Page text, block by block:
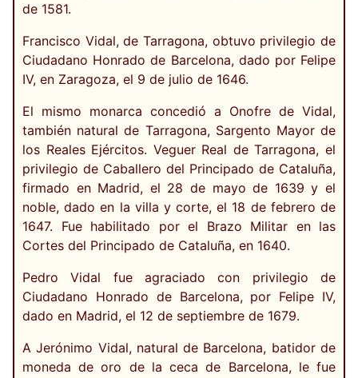
de 1581.
Francisco Vidal, de Tarragona, obtuvo privilegio de
Ciudadano Honrado de Barcelona, dado por Felipe
IV, en Zaragoza, el 9 de julio de 1646.
El mismo monarca concedió a Onofre de Vidal,
también natural de Tarragona, Sargento Mayor de
los Reales Ejércitos. Veguer Real de Tarragona, el
privilegio de Caballero del Principado de Cataluña,
firmado en Madrid, el 28 de mayo de 1639 y el
noble, dado en la villa y corte, el 18 de febrero de
1647. Fue habilitado por el Brazo Militar en las
Cortes del Principado de Cataluña, en 1640.
Pedro Vidal fue agraciado con privilegio de
Ciudadano Honrado de Barcelona, por Felipe IV,
dado en Madrid, el 12 de septiembre de 1679.
A Jerónimo Vidal, natural de Barcelona, batidor de
moneda de oro de la ceca de Barcelona, le fue